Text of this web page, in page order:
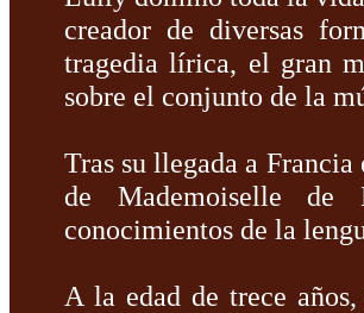
creador de diversas
tragedia lírica, el gran
sobre el conjunto de la
Tras su llegada a
de Mademoiselle de
conocimientos de la
A la edad de trece